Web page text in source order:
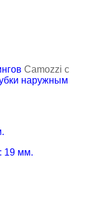
Camozzi с
наружным
19 мм.